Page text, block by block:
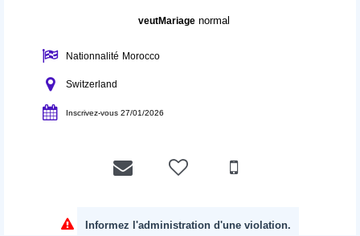
veutMariagenormal
Nationnalité Morocco
Switzerland
Inscrivez-vous 27/01/2026
Informez l'administration d'une violation.